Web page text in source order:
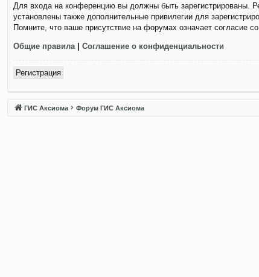
Для входа на конференцию вы должны быть зарегистрированы.
установлены также дополнительные привилегии для
Помните, что ваше присутствие на форумах означает согласие
Общие правила | Соглашение о конфиденциальности
Регистрация
ГИС Аксиома Форум ГИС Аксиома